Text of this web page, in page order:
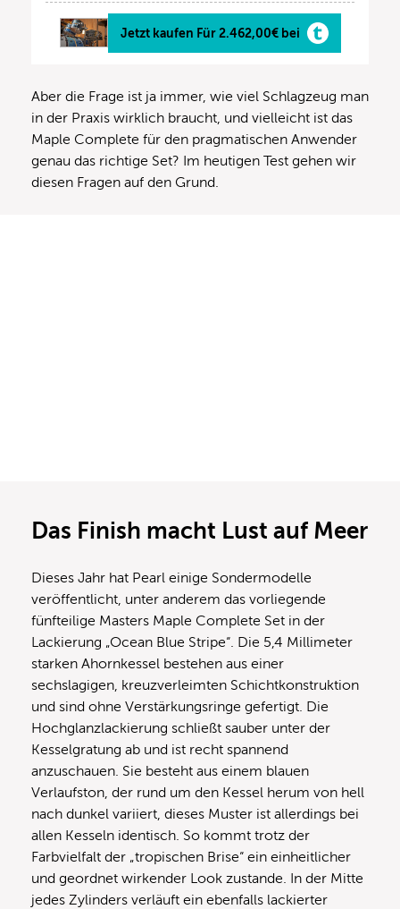
Jetzt kaufen Für 2.462,00€ bei
Aber die Frage ist ja immer, wie viel Schlagzeug man
in der Praxis wirklich braucht, und vielleicht ist das
Maple Complete für den pragmatischen Anwender
genau das richtige Set? Im heutigen Test gehen wir
diesen Fragen auf den Grund.
Das Finish macht Lust auf Meer
Dieses Jahr hat Pearl einige Sondermodelle
veröffentlicht, unter anderem das vorliegende
fünfteilige Masters Maple Complete Set in der
Lackierung „Ocean Blue Stripe“. Die 5,4 Millimeter
starken Ahornkessel bestehen aus einer
sechslagigen, kreuzverleimten Schichtkonstruktion
und sind ohne Verstärkungsringe gefertigt. Die
Hochglanzlackierung schließt sauber unter der
Kesselgratung ab und ist recht spannend
anzuschauen. Sie besteht aus einem blauen
Verlaufston, der rund um den Kessel herum von hell
nach dunkel variiert, dieses Muster ist allerdings bei
allen Kesseln identisch. So kommt trotz der
Farbvielfalt der „tropischen Brise“ ein einheitlicher
und geordnet wirkender Look zustande. In der Mitte
jedes Zylinders verläuft ein ebenfalls lackierter